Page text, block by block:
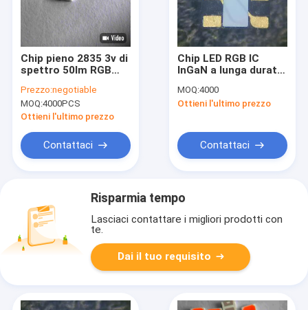
Chip pieno 2835 3v di
spettro 50lm RGB
Prezzo:negotiable
MOQ:4000PCS
Ottieni l'ultimo prezzo
Contattaci
Chip LED RGB IC
InGaN a lunga durata
2.0-2.2V rossa e
durata di 50000-
MOQ:4000
Ottieni l'ultimo prezzo
Contattaci
Risparmia tempo
Lasciaci contattare i migliori prodotti con
te.
Dai il tuo requisito